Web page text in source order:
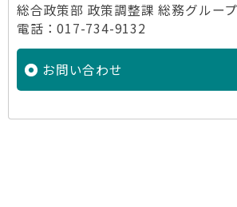
総合政策部 政策調整課 総務グループ
電話：017-734-9132
お問い合わせ